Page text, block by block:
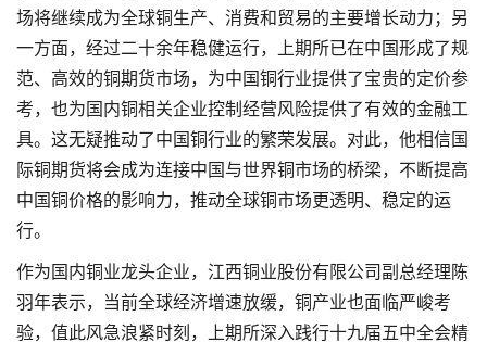
场将继续成为全球铜生产、消费和贸易的主要增长动力；另
一方面，经过二十余年稳健运行，上期所已在中国形成了规
范、高效的铜期货市场，为中国铜行业提供了宝贵的定价参
考，也为国内铜相关企业控制经营风险提供了有效的金融工
具。这无疑推动了中国铜行业的繁荣发展。对此，他相信国
际铜期货将会成为连接中国与世界铜市场的桥梁，不断提高
中国铜价格的影响力，推动全球铜市场更透明、稳定的运
行。
作为国内铜业龙头企业，江西铜业股份有限公司副总经理陈
羽年表示，当前全球经济增速放缓，铜产业也面临严峻考
验，值此风急浪紧时刻，上期所深入践行十九届五中全会精